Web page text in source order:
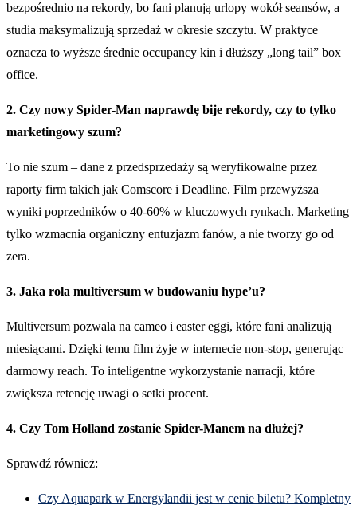
bezpośrednio na rekordy, bo fani planują urlopy wokół seansów, a
studia maksymalizują sprzedaż w okresie szczytu. W praktyce
oznacza to wyższe średnie occupancy kin i dłuższy „long tail” box
office.
2. Czy nowy Spider-Man naprawdę bije rekordy, czy to tylko
marketingowy szum?
To nie szum – dane z przedsprzedaży są weryfikowalne przez
raporty firm takich jak Comscore i Deadline. Film przewyższa
wyniki poprzedników o 40-60% w kluczowych rynkach. Marketing
tylko wzmacnia organiczny entuzjazm fanów, a nie tworzy go od
zera.
3. Jaka rola multiversum w budowaniu hype’u?
Multiversum pozwala na cameo i easter eggi, które fani analizują
miesiącami. Dzięki temu film żyje w internecie non-stop, generując
darmowy reach. To inteligentne wykorzystanie narracji, które
zwiększa retencję uwagi o setki procent.
4. Czy Tom Holland zostanie Spider-Manem na dłużej?
Sprawdź również:
Czy Aquapark w Energylandii jest w cenie biletu? Kompletny